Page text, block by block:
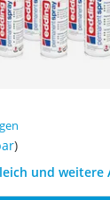
)
und weitere